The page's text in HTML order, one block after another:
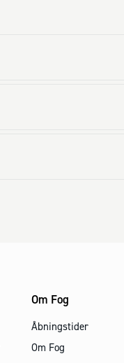
Om Fog
Åbningstider
Om Fog